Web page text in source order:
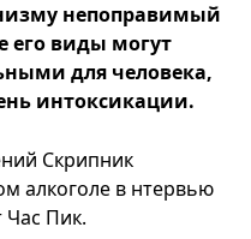
непоправимый
его виды могут
для человека,
интоксикации.
Скрипник
алкоголе в нтервью
Час Пик.